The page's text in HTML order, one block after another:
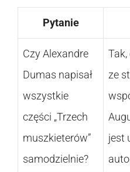
Pytanie
Czy Alexandre
Dumas napisał
wszystkie
części „Trzech
muszkieterów”
samodzielnie?
ze
jest